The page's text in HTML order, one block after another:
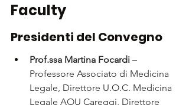
Faculty
Presidenti del Convegno
Prof.ssa Martina Focardi –
Professore Associato di Medicina
Legale, Direttore U.O.C. Medicina
Legale AOU Careggi, Direttore